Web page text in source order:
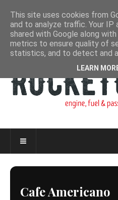
Cafe Americano
This site uses cookies from
and to analyze traffic. Your IP
shared with Google along
metrics to ensure quality of
statistics, and to detect and
LEARN